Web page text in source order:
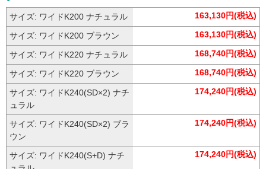
タイプ:スタンダードポケットコイルマットレス付き ブラッ
ク
サイズ: ワイドK200 ナチュラル 163,130円(税込)
サイズ: ワイドK200 ブラウン 163,130円(税込)
サイズ: ワイドK220 ナチュラル 168,740円(税込)
サイズ: ワイドK220 ブラウン
サイズ: ワイドK240(SD×2) ナチ
ュラル
174,240円(税込)
サイズ: ワイドK240(SD×2) ブラ
ウン
174,240円(税込)